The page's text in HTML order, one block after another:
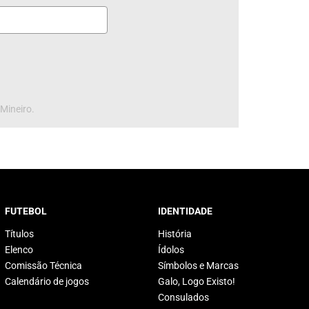
FUTEBOL
Títulos
Elenco
Comissão Técnica
Calendário de jogos
IDENTIDADE
História
Ídolos
Símbolos e Marcas
Galo, Logo Existo!
Consulados